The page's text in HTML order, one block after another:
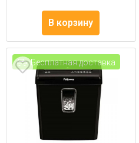
В корзину
Бесплатная доставка